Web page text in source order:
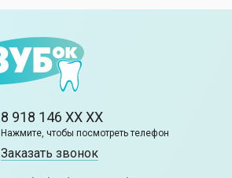
8 918 146 XX XX
Нажмите, чтобы посмотреть телефон
Заказать звонок